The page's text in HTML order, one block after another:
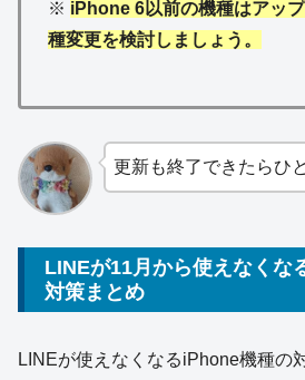
※ iPhone 6以前の機種はアッ
種変更を検討しましょう。
更新も終了できたらひ
LINEが11月から使えなくな
対策まとめ
LINEが使えなくなるiPhone機種の